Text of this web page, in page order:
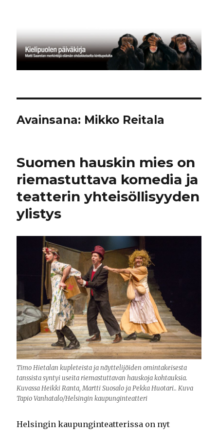
Avainsana: Mikko Reitala
Suomen hauskin mies on
riemastuttava komedia ja
teatterin yhteisöllisyyden
ylistys
Timo Hietalan kupleteista ja näyttelijöiden omintakeisesta
tanssista syntyi useita riemastuttavan hauskoja kohtauksia.
Kuvassa Heikki Ranta, Martti Suosalo ja Pekka Huotari.. Kuva
Tapio Vanhatalo/Helsingin kaupunginteatteri
Helsingin kaupunginteatterissa on nyt